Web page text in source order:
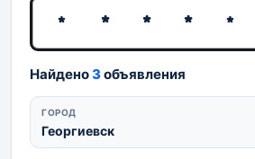
Найдено3объявления
ГОРОД
Георгиевск